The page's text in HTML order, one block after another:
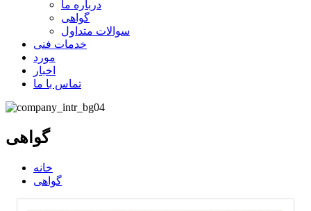
درباره ما
گواهی
سوالات متداول
خدمات فنی
مورد
اخبار
تماس با ما
گواهی
خانه
گواهی